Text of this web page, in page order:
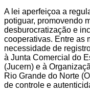
A lei aperfeiçoa a
potiguar, promovendo
desburocratização e
cooperativas. Entre as
necessidade de
à Junta Comercial do
(Jucern) e à
Rio Grande do Norte
de controle e